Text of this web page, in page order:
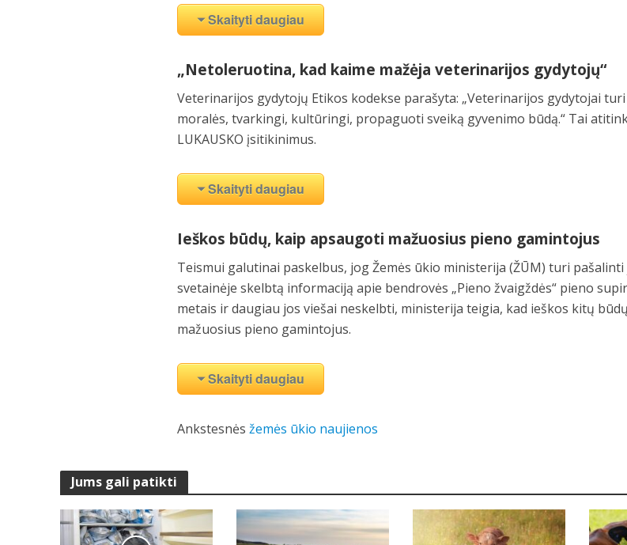
Skaityti daugiau
„Netoleruotina, kad kaime mažėja veterinarijos gydytojų“
Veterinarijos gydytojų Etikos kodekse parašyta: „Veterinarijos gydytojai
moralės, tvarkingi, kultūringi, propaguoti sveiką gyvenimo būdą.“ Tai
LUKAUSKO įsitikinimus.
Skaityti daugiau
Ieškos būdų, kaip apsaugoti mažuosius pieno gamintojus
Teismui galutinai paskelbus, jog Žemės ūkio ministerija (ŽŪM) turi
svetainėje skelbtą informaciją apie bendrovės „Pieno žvaigždės“ pieno
metais ir daugiau jos viešai neskelbti, ministerija teigia, kad ieškos kitų
mažuosius pieno gamintojus.
Skaityti daugiau
Ankstesnėsžemės ūkio naujienos
Jums gali patikti